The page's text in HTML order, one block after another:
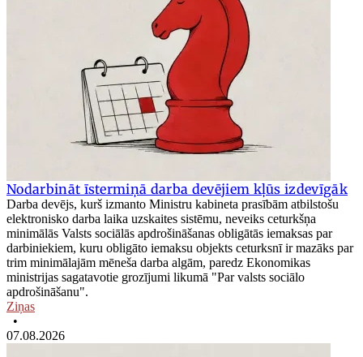
Nodarbināt īstermiņā darba devējiem kļūs izdevīgāk
Darba devējs, kurš izmanto Ministru kabineta prasībām atbilstošu
elektronisko darba laika uzskaites sistēmu, neveiks ceturkšņa
minimālās Valsts sociālās apdrošināšanas obligātās iemaksas par
darbiniekiem, kuru obligāto iemaksu objekts ceturksnī ir mazāks par
trim minimālajām mēneša darba algām, paredz Ekonomikas
ministrijas sagatavotie grozījumi likumā "Par valsts sociālo
apdrošināšanu".
Ziņas
•
07.08.2026